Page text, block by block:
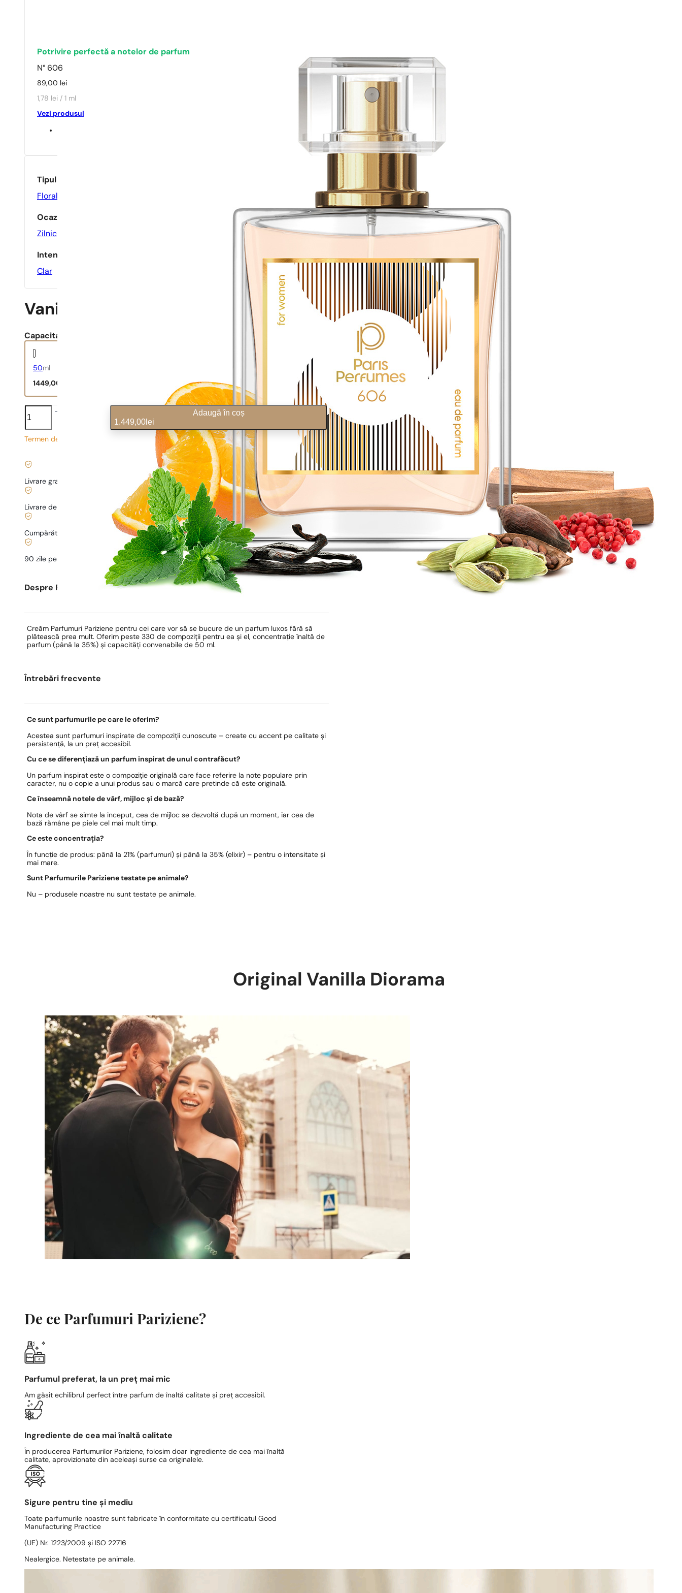
Potrivire perfectă a notelor de parfum
N° 606
89,00 lei
1,78 lei / 1 ml
Vezi produsul
Tipul parfumului
Floral
Ocazie
Zilnic
Intensitate
Clar
Vanilla Diorama
Capacitate:
50ml
1449,00
Vanilla
Diorama
Adaugă în coș
1.449,00 lei
Termen de livrare prelungit
/ 1ml, TVA inclus
Livrare gratuită de la
Livrare de la
Cumpărături și plăți sigure
90 zile pentru a parfumul
Despre Parfumuri Pariziene
Creăm Parfumuri Pariziene pentru cei care vor să se bucure de un parfum luxos fără să
plătească prea mult. Oferim peste 330 de compoziții pentru ea și el, concentrație înaltă de
parfum (până la 35%) și capacități convenabile de 50 ml.
Întrebări frecvente
Ce sunt parfumurile pe care le oferim?
Acestea sunt parfumuri inspirate de compoziții cunoscute – create cu accent pe calitate și
persistență, la un preț accesibil.
Cu ce se diferențiază un parfum inspirat de unul contrafăcut?
Un parfum inspirat este o compoziție originală care face referire la note populare prin
caracter, nu o copie a unui produs sau o marcă care pretinde că este originală.
Ce înseamnă notele de vârf, mijloc și de bază?
Nota de vârf se simte la început, cea de mijloc se dezvoltă după un moment, iar cea de
bază rămâne pe piele cel mai mult timp.
Ce este concentrația?
În funcție de produs: până la 21% (parfumuri) și până la 35% (elixir) – pentru o intensitate și
mai mare.
Sunt Parfumurile Pariziene testate pe animale?
Nu – produsele noastre nu sunt testate pe animale.
Original Vanilla Diorama
De ce Parfumuri Pariziene?
Parfumul preferat, la un preț mai mic
Am găsit echilibrul perfect între parfum de înaltă calitate și preț accesibil.
Ingrediente de cea mai înaltă calitate
În producerea Parfumurilor Pariziene, folosim doar ingrediente de cea mai înaltă
calitate, aprovizionate din aceleași surse ca originalele.
Sigure pentru tine și mediu
Toate parfumurile noastre sunt fabricate în conformitate cu certificatul Good
Manufacturing Practice
(UE) Nr. 1223/2009 și ISO 22716
Nealergice. Netestate pe animale.